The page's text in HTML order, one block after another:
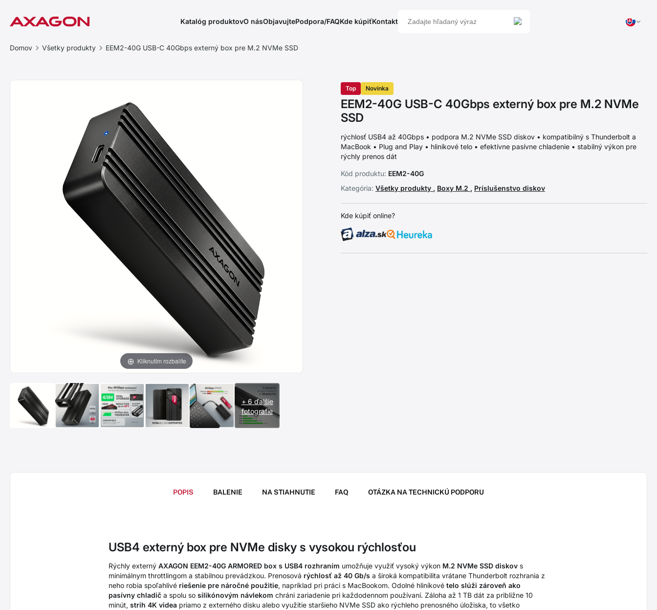
Katalóg produktovO násObjavujtePodpora/FAQKde kúpiťKontakt
Domov Všetky produkty EEM2-40G USB-C 40Gbps externý box pre M.2 NVMe SSD
Kliknutím rozbalíte
+ 6 ďalšie
fotografie
Top Novinka
EEM2-40G USB-C 40Gbps externý box pre M.2 NVMe
SSD
rýchlosť USB4 až 40Gbps • podpora M.2 NVMe SSD diskov • kompatibilný s Thunderbolt a
MacBook • Plug and Play • hliníkové telo • efektívne pasívne chladenie • stabilný výkon pre
rýchly prenos dát
Kód produktu: EEM2-40G
Kategória: Všetky produkty , Boxy M.2 , Príslušenstvo diskov
Kde kúpiť online?
POPIS BALENIE NA STIAHNUTIE FAQ OTÁZKA NA TECHNICKÚ PODPORU
USB4 externý box pre NVMe disky s vysokou rýchlosťou
Rýchly externý AXAGON EEM2-40G ARMORED box s USB4 rozhraním umožňuje využiť vysoký výkon M.2 NVMe SSD diskov s
minimálnym throttlingom a stabilnou prevádzkou. Prenosová rýchlosť až 40 Gb/s a široká kompatibilita vrátane Thunderbolt rozhrania z
neho robia spoľahlivé riešenie pre náročné použitie, napríklad pri práci s MacBookom. Odolné hliníkové telo slúži zároveň ako
pasívny chladič a spolu so silikónovým návlekom chráni zariadenie pri každodennom používaní. Záloha až 1 TB dát za približne 10
minút, strih 4K videa priamo z externého disku alebo využitie staršieho NVMe SSD ako rýchleho prenosného úložiska, to všetko